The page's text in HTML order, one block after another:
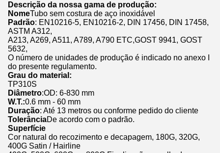
Descrição da nossa gama de produção:
NomeTubo sem costura de aço inoxidável
Padrão: EN10216-5, EN10216-2, DIN 17456, DIN 17458,
ASTM A312,
A213, A269, A511, A789, A790 ETC,GOST 9941, GOST
5632,
O número de unidades de produção é indicado no anexo I
do presente regulamento.
Grau do material:
TP310S
Diâmetro:OD: 6-830 mm
W.T.:0.6 mm - 60 mm
Duração: Até 13 metros ou conforme pedido do cliente
TolerânciaDe acordo com o padrão.
Superfície
Cor natural do recozimento e decapagem, 180G, 320G,
400G Satin / Hairline